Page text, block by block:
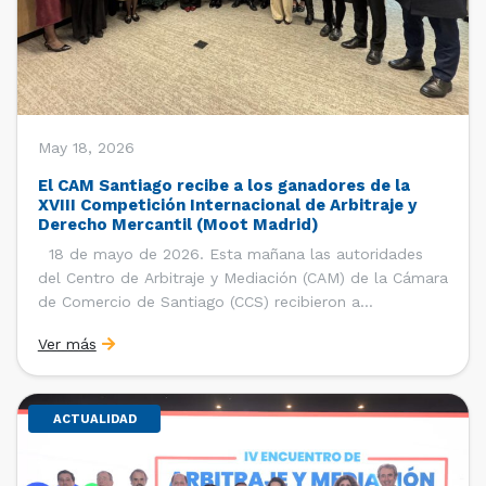
May 18, 2026
El CAM Santiago recibe a los ganadores de la
XVIII Competición Internacional de Arbitraje y
Derecho Mercantil (Moot Madrid)
18 de mayo de 2026. Esta mañana las autoridades
del Centro de Arbitraje y Mediación (CAM) de la Cámara
de Comercio de Santiago (CCS) recibieron a
Facultad de Derecho de la Universidad de Chile que se
consagró como ganador de la […]
Ver más
ACTUALIDAD